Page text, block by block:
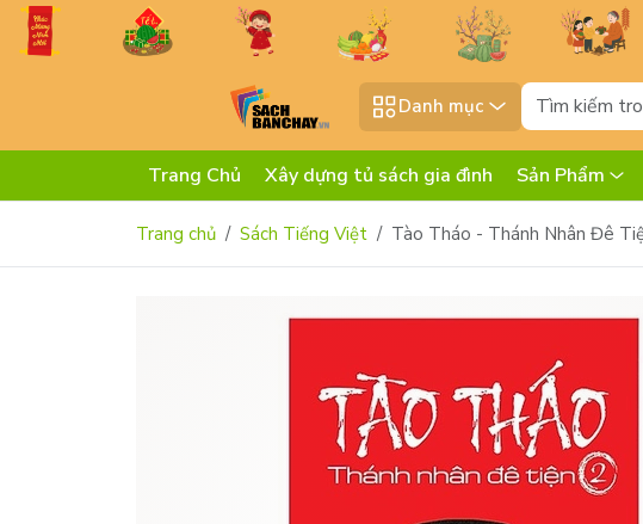
Danh mục
Trang Chủ Xây dựng tủ sách gia đình Sản Phẩm
Trang chủ Sách Tiếng Việt Tào Tháo - Thánh Nhân Đê